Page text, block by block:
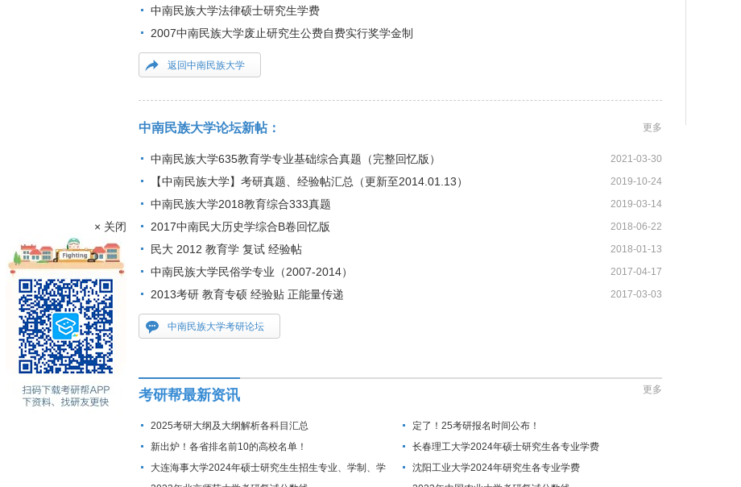
中南民族大学法律硕士研究生学费
2007中南民族大学废止研究生公费自费实行奖学金制
返回中南民族大学
中南民族大学论坛新帖： 更多
2021-03-30
中南民族大学635教育学专业基础综合真题（完整回忆版）
2019-10-24
【中南民族大学】考研真题、经验帖汇总（更新至2014.01.13）
2019-03-14
中南民族大学2018教育综合333真题
2018-06-22
2017中南民大历史学综合B卷回忆版
2018-01-13
民大 2012 教育学 复试 经验帖
2017-04-17
中南民族大学民俗学专业（2007-2014）
2017-03-03
2013考研 教育专硕 经验贴 正能量传递
中南民族大学考研论坛
考研帮最新资讯 更多
2025考研大纲及大纲解析各科目汇总
定了！25考研报名时间公布！
新出炉！各省排名前10的高校名单！
长春理工大学2024年硕士研究生各专业学费
大连海事大学2024年硕士研究生生招生专业、学制、学
沈阳工业大学2024年研究生各专业学费
× 关闭